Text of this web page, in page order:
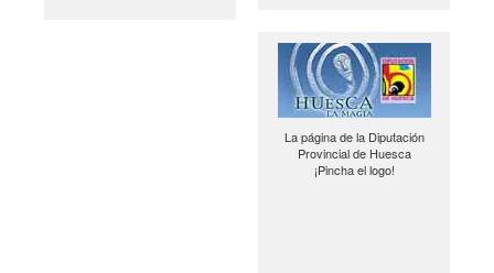
La página de la Diputación
Provincial de Huesca
¡Pincha el logo!